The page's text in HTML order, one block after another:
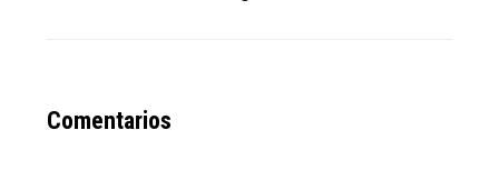
Reader
Comentarios